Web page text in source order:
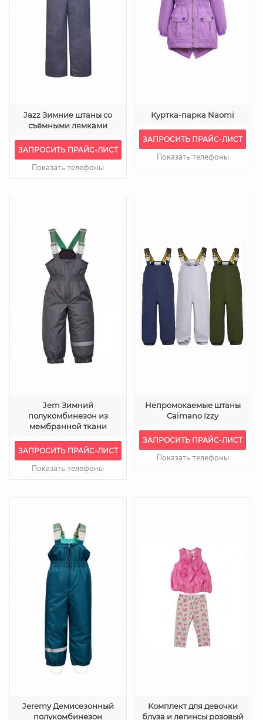
Jazz Зимние штаны со
съёмными лямками
ЗАПРОСИТЬ ПРАЙС-ЛИСТ
Показать телефоны
Куртка-парка Naomi
ЗАПРОСИТЬ ПРАЙС-ЛИСТ
Показать телефоны
Jem Зимний
полукомбинезон из
мембранной ткани
ЗАПРОСИТЬ ПРАЙС-ЛИСТ
Показать телефоны
Непромокаемые штаны
Caimano Izzy
ЗАПРОСИТЬ ПРАЙС-ЛИСТ
Показать телефоны
Jeremy Демисезонный
полукомбинезон
Комплект для девочки
блуза и легинсы розовый